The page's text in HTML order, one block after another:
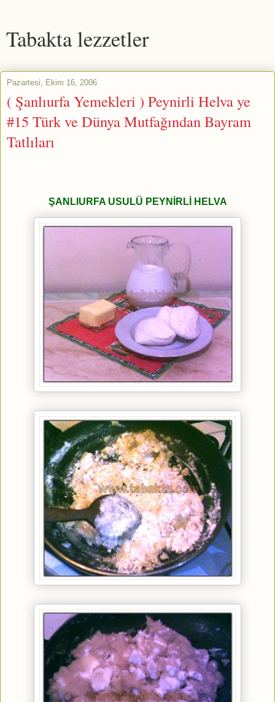
Tabakta lezzetler
Pazartesi, Ekim 16, 2006
( Şanlıurfa Yemekleri ) Peynirli Helva ye
#15 Türk ve Dünya Mutfağından Bayram
Tatlıları
ŞANLIURFA USULÜ PEYNİRLİ HELVA